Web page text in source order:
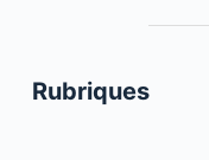
Rubriques